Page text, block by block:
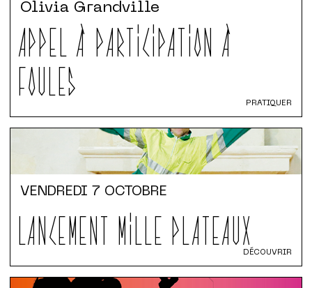
APPEL À PARTICIPATION À
FOULES
Olivia Grandville
PRATIQUER
VENDREDI 7 OCTOBRE
LANCEMENT MILLE PLATEAUXDÉCOUVRIR